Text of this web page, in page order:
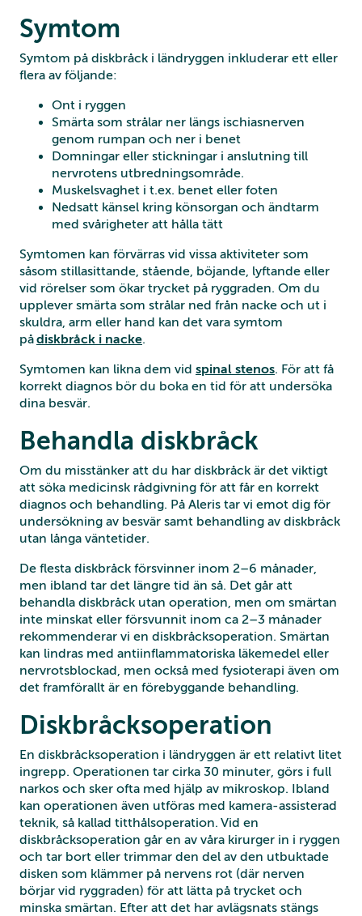
Symtom
Symtom på diskbråck i ländryggen inkluderar ett eller
flera av följande:
Ont i ryggen
Smärta som strålar ner längs ischiasnerven
genom rumpan och ner i benet
Domningar eller stickningar i anslutning till
nervrotens utbredningsområde.
Muskelsvaghet i t.ex. benet eller foten
Nedsatt känsel kring könsorgan och ändtarm
med svårigheter att hålla tätt
Symtomen kan förvärras vid vissa aktiviteter som
såsom stillasittande, stående, böjande, lyftande eller
vid rörelser som ökar trycket på ryggraden. Om du
upplever smärta som strålar ned från nacke och ut i
skuldra, arm eller hand kan det vara symtom
pådiskbråck i nacke.
Symtomen kan likna dem vid spinal stenos. För att få
korrekt diagnos bör du boka en tid för att undersöka
dina besvär.
Behandla diskbråck
Om du misstänker att du har diskbråck är det viktigt
att söka medicinsk rådgivning för att får en korrekt
diagnos och behandling. På Aleris tar vi emot dig för
undersökning av besvär samt behandling av diskbråck
utan långa väntetider.
De flesta diskbråck försvinner inom 2–6 månader,
men ibland tar det längre tid än så. Det går att
behandla diskbråck utan operation, men om smärtan
inte minskat eller försvunnit inom ca 2–3 månader
rekommenderar vi en diskbråcksoperation. Smärtan
kan lindras med antiinflammatoriska läkemedel eller
nervrotsblockad, men också med fysioterapi även om
det framförallt är en förebyggande behandling.
Diskbråcksoperation
En diskbråcksoperation i ländryggen är ett relativt litet
ingrepp. Operationen tar cirka 30 minuter, görs i full
narkos och sker ofta med hjälp av mikroskop. Ibland
kan operationen även utföras med kamera-assisterad
teknik, så kallad titthålsoperation. Vid en
diskbråcksoperation går en av våra kirurger in i ryggen
och tar bort eller trimmar den del av den utbuktade
disken som klämmer på nervens rot (där nerven
börjar vid ryggraden) för att lätta på trycket och
minska smärtan. Efter att det har avlägsnats stängs